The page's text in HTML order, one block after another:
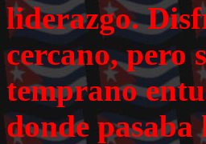
liderazgo.
cercano, pero
temprano
donde pasaba